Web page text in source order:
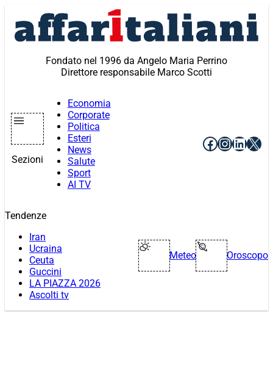
contenuto
Fondato nel 1996 da Angelo Maria Perrino
Direttore responsabile Marco Scotti
Sezioni
Economia
Corporate
Politica
Esteri
News
Salute
Sport
AI TV
Facebook
X
Tendenze
Iran
Ucraina
Ceuta
Guccini
LA PIAZZA 2026
Ascolti tv
Meteo Oroscopo